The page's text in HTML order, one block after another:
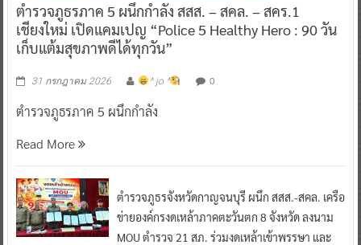
ตำรวจภูธรภาค 5 ผนึกกำลัง สสส. – สคล. – สคร.1
เชียงใหม่ เปิดแคมเปญ “Police 5 Healthy Hero : 90 วัน
เก็บแต้มสุขภาพดีได้ทุกวัน”
31 กรกฎาคม 2026 ^ jo ^ 0
ตำรวจภูธรภาค 5 ผนึกกำลัง
Read More
ตำรวจภูธรจังหวัดกาญจนบุรี ผนึก สสส.-สคล. เครือ
ข่ายองค์กรงดเหล้าภาคตะวันตก 8 จังหวัด ลงนาม
MOU ตำรวจ 21 สภ. ร่วมงดเหล้าเข้าพรรษา และ